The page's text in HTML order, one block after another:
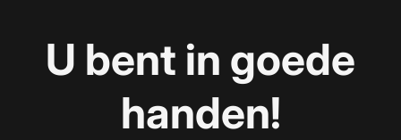
U bent in goede
handen!